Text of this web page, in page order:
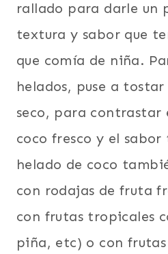
rallado para darle un
textura y sabor que
que comía de niña.
helados, puse a
seco, para contrastar
coco fresco y el
helado de coco
con rodajas de fruta
con frutas tropicales
piña, etc) o con